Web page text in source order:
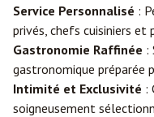
Service Personnalisé :
privés, chefs cuisiniers et
Gastronomie Raffinée :
gastronomique préparée
Intimité et Exclusivité :
soigneusement